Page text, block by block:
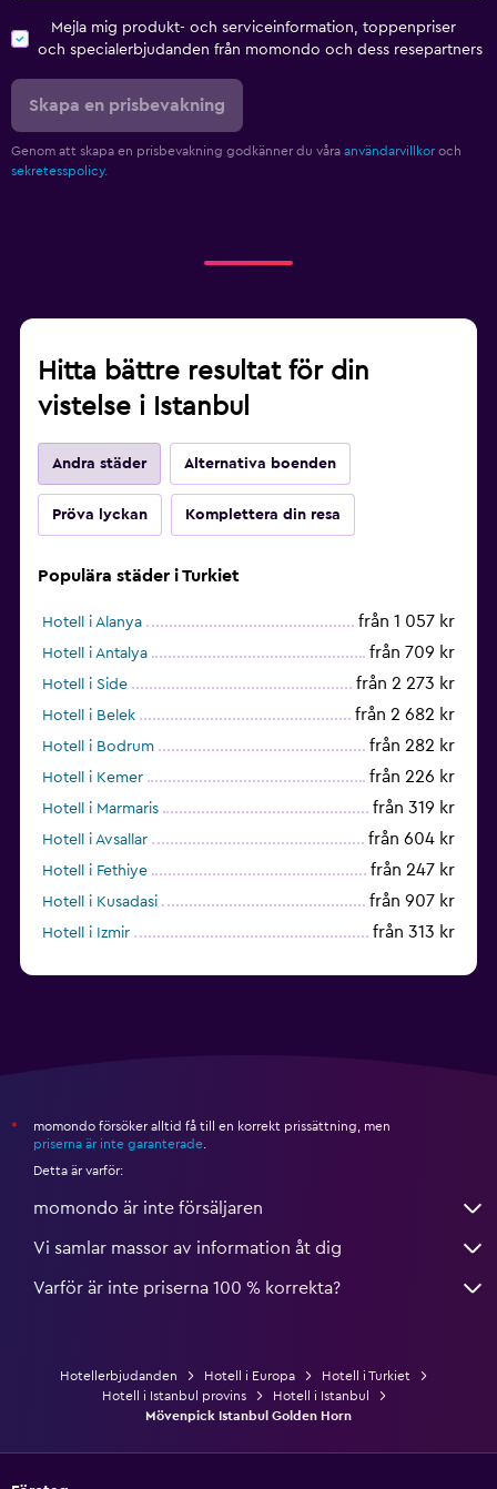
Mejla mig produkt- och serviceinformation, toppenpriser
och specialerbjudanden från momondo och dess resepartners
Skapa en prisbevakning
Genom att skapa en prisbevakning godkänner du våra användarvillkor och
sekretesspolicy.
Hitta bättre resultat för din
vistelse i Istanbul
Andra städer Alternativa boenden
Pröva lyckan Komplettera din resa
Populära städer i Turkiet
Hotell i Alanya från 1 057 kr
Hotell i Antalya från 709 kr
Hotell i Side från 2 273 kr
Hotell i Belek från 2 682 kr
Hotell i Bodrum från 282 kr
Hotell i Kemer från 226 kr
Hotell i Marmaris från 319 kr
Hotell i Avsallar från 604 kr
Hotell i Fethiye från 247 kr
Hotell i Kusadasi från 907 kr
Hotell i Izmir från 313 kr
*
momondo försöker alltid få till en korrekt prissättning, men
priserna är inte garanterade
Detta är varför:
momondo är inte försäljaren
Vi samlar massor av information åt dig
Varför är inte priserna 100 % korrekta?
Hotellerbjudanden Hotell i Europa
Hotell i Turkiet
Hotell i Istanbul provins
Hotell i Istanbul
Mövenpick Istanbul Golden Horn